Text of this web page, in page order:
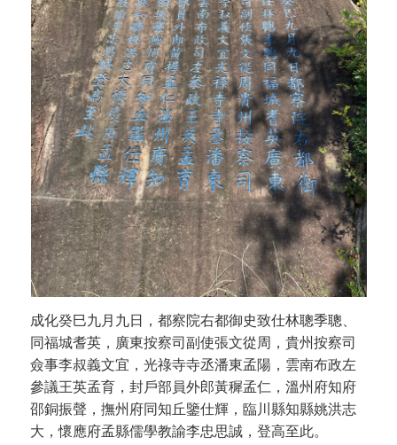
成化癸巳九月九日，都察院右都御史致仕林聰季聰、
同福城耆英，廣東按察司副使張文從周，貴州按察司
僉事李叔義文宜，光祿寺寺丞潘東孟陽，雲南布政左
參議王英孟育，封戶部員外郎黃穉孟仁，溫州府知府
邵銅振聲，撫州府同知丘鑒仕輝，臨川縣知縣姚洪志
大，懷應府孟縣儒學教諭李忠思誠，登高至此。